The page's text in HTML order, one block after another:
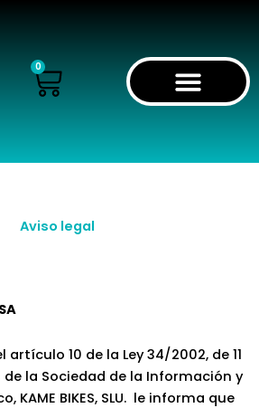
0
Cart
Aviso legal
10 de la Ley 34/2002, de 11
de la Sociedad de la Información y
KAME BIKES, SLU. le informa que